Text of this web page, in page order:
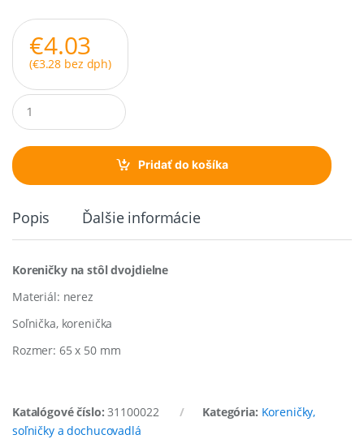
€4.03
(€3.28 bez dph)
Q
u
a
t
i
Pridať do košíka
Popis Ďalšie informácie
Koreničky na stôl dvojdielne
Materiál: nerez
Soľnička, korenička
Rozmer: 65 x 50 mm
Katalógové číslo:31100022 Kategória: Koreničky,
soľničky a dochucovadlá